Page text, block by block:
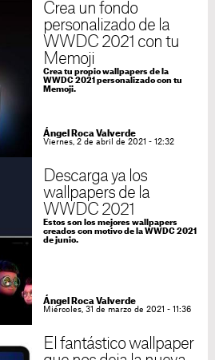
Crea un fondo
personalizado de la
WWDC 2021 con tu
Memoji
Crea tu propio wallpapers de la
WWDC 2021 personalizado con tu
Memoji.
Ángel Roca Valverde
Viernes, 2 de abril de 2021 - 12:32
Descarga ya los
wallpapers de la
WWDC 2021
Estos son los mejores wallpapers
creados con motivo de la WWDC 2021
de junio.
Ángel Roca Valverde
Miércoles, 31 de marzo de 2021 - 11:36
El fantástico wallpaper